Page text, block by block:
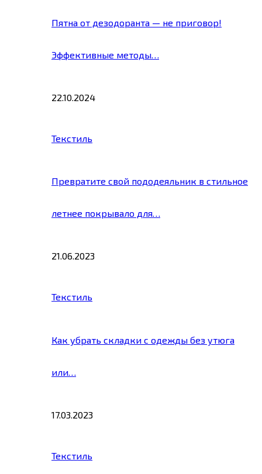
Пятна от дезодоранта — не приговор!
Эффективные методы…
22.10.2024
Текстиль
Превратите свой пододеяльник в стильное
летнее покрывало для…
21.06.2023
Текстиль
Как убрать складки с одежды без утюга
или…
17.03.2023
Текстиль